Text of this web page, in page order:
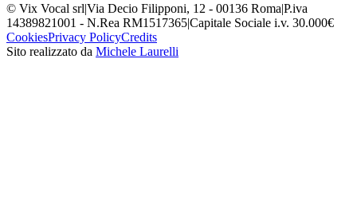
© Vix Vocal srl|Via Decio Filipponi, 12 - 00136 Roma|P.iva
14389821001 - N.Rea RM1517365|Capitale Sociale i.v. 30.000€
CookiesPrivacy PolicyCredits
Sito realizzato da Michele Laurelli